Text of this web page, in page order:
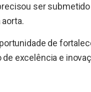
ser
de
excelência e